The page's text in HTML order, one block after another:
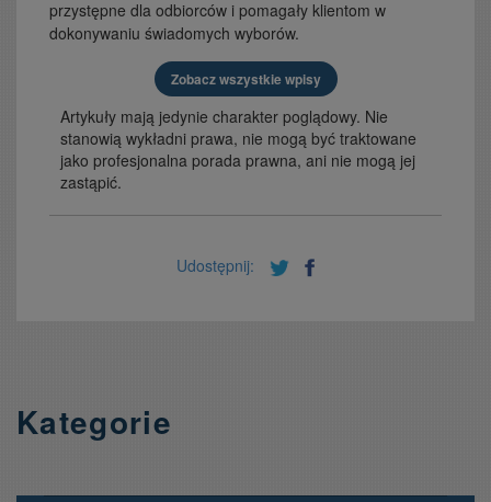
przystępne dla odbiorców i pomagały klientom w
dokonywaniu świadomych wyborów.
Zobacz wszystkie wpisy
Artykuły mają jedynie charakter poglądowy. Nie
stanowią wykładni prawa, nie mogą być traktowane
jako profesjonalna porada prawna, ani nie mogą jej
zastąpić.
Udostępnij:
Kategorie